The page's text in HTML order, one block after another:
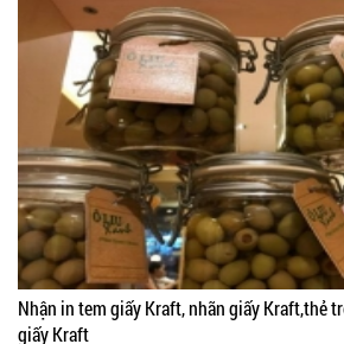
Nhận in tem giấy Kraft, nhãn giấy Kraft,thẻ
giấy Kraft